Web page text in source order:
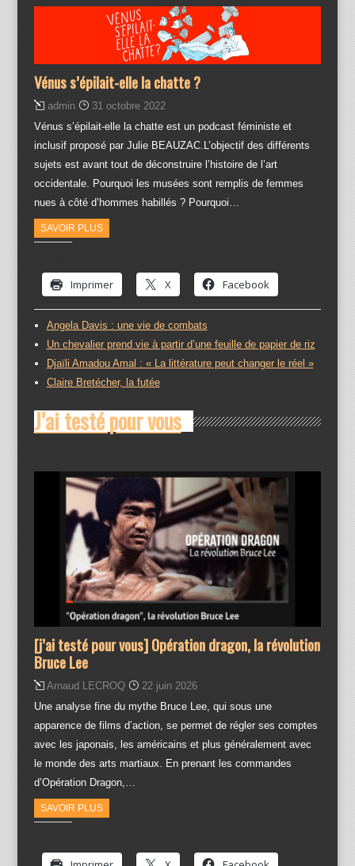
Vénus s’épilait-elle la chatte ?
admin
31 octobre 2022
Vénus s’épilait-elle la chatte est un podcast féministe et
inclusif proposé par Julie BEAUZAC.L’objectif des différents
sujets est avant tout de déconstruire l’histoire de l’art
occidentale. Pourquoi les musées sont remplis de femmes
nues à côté d’hommes habillés ? Pourquoi…
SAVOIR PLUS
Imprimer X Facebook
Angela Davis : une vie de combats
Un chevalier prend vie à partir d’une feuille de papier de riz
Djaïli Amadou Amal : « La littérature peut changer le réel »
Claire Bretécher, la futée
J’ai testé pour vous
[j’ai testé pour vous] Opération dragon, la révolution
Bruce Lee
Arnaud LECROQ
22 juin 2026
Une analyse fine du mythe Bruce Lee, qui sous une
apparence de films d’action, se permet de régler ses comptes
avec les japonais, les américains et plus généralement avec
le monde des arts martiaux. En prenant les commandes
d’Opération Dragon,…
SAVOIR PLUS